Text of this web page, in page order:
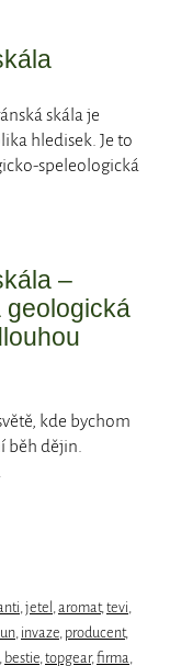
skála je
hledisek. Je to
speleologická
–
geologická
kde bychom
běh dějin.
,jetel ,aromat,tevi,
, invaze, producent,
, bestie,topgear,firma,